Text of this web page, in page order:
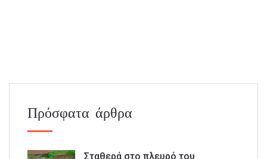
Πρόσφατα άρθρα
Σταθερά στο πλευρό του